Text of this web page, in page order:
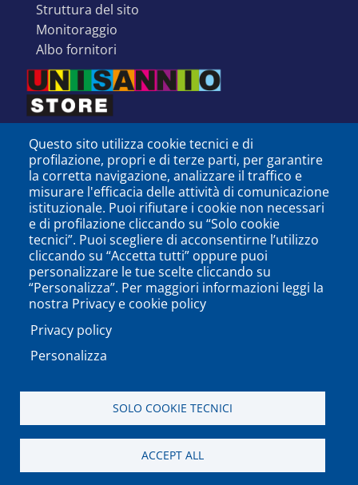
struttura del sito
monitoraggio
albo fornitori
SEGUICI SU
PODCAST
Questo sito utilizza cookie tecnici e di
profilazione, propri e di terze parti, per garantire
la corretta navigazione, analizzare il traffico e
misurare l'efficacia delle attività di comunicazione
istituzionale. Puoi rifiutare i cookie non necessari
e di profilazione cliccando su “Solo cookie
tecnici”. Puoi scegliere di acconsentirne l’utilizzo
cliccando su “Accetta tutti” oppure puoi
personalizzare le tue scelte cliccando su
“Personalizza”. Per maggiori informazioni leggi la
nostra Privacy e cookie policy
Privacy policy
Personalizza
SOLO COOKIE TECNICI
ACCEPT ALL
Università degli Studi del Sannio di Benevento - Piazza
Guerrazzi, 82100 Benevento, ITALY P.IVA: 01114010620